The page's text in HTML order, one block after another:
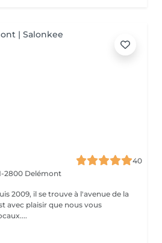
40
2800 Delémont
2009, il se trouve à l'avenue de la
avec plaisir que nous vous